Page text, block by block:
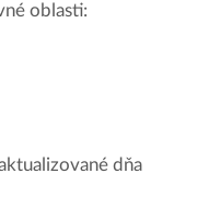
oblasti:
dňa